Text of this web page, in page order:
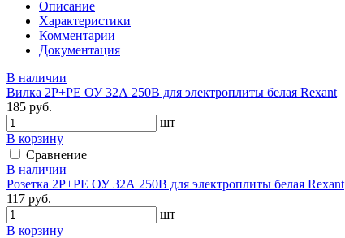
Описание
Характеристики
Комментарии
Документация
В наличии
Вилка 2Р+PЕ ОУ 32А 250В для электроплиты белая Rexant
185 руб.
шт
В корзину
Сравнение
В наличии
Розетка 2Р+PЕ ОУ 32А 250В для электроплиты белая Rexant
117 руб.
шт
В корзину